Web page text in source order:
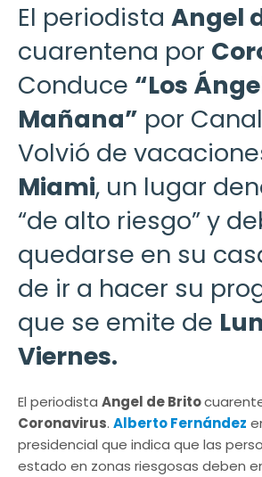
El periodista Angel
cuarentena por
Conduce “Los
Mañana” por
Volvió de
Miami, un lugar
“de alto riesgo” y
quedarse en su
de ir a hacer su
que se emite de
Viernes.
El periodista Angel de Brito
Coronavirus. Alberto Fernández
presidencial que indica que las
estado en zonas riesgosas deben